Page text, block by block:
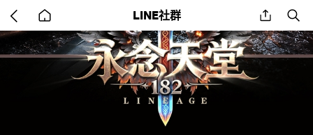
back
to
home
LINE社群 share